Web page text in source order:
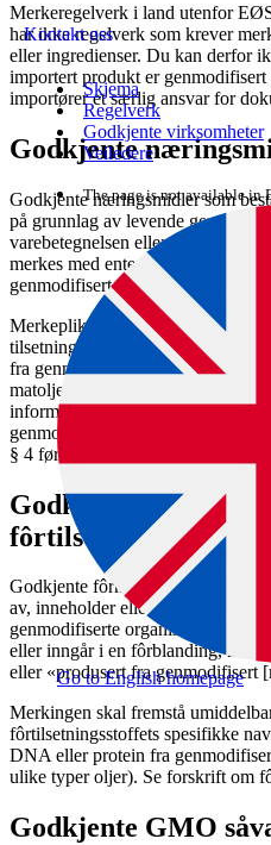
Kontakt oss
Skjema
Regelverk
Godkjente virksomheter
Veiledere
The page is not available in
Go to English homepage
Merkeregelverk i land utenfor
har ikke regelverk som krever
eller ingredienser. Du kan derfor
importert produkt er
importører et særlig ansvar for
Godkjente
Godkjente næringsmidler som
på grunnlag av levende
varebetegnelsen eller i tilknytning
merkes med enten
genmodifisert [navn på
Merkeplikten gjelder for
tilsetningsstoffer og aromastoffer,
fra genmodifiseringen kan påvises
matoljer). Ikke-ferdigpakkede
informasjon om at de er
genmodifisert organisme (med
§ 4 første ledd.
Godkjente
fôrtilsetningsstoffer
Godkjente fôrmidler (fôrråvarer)
av, inneholder eller er framstilt på
genmodifiserte organismer
eller inngår i en fôrblanding,
eller «produsert fra genmodifisert
Merkingen skal fremstå
fôrtilsetningsstoffets spesifikke
DNA eller protein fra
ulike typer oljer). Se forskrift om
Godkjente GMO